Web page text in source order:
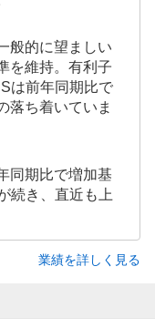
般的に望ましい
を維持。有利子
は前年同期比で
落ち着いていま
同期比で増加基
続き、直近も上
業績を詳しく見る